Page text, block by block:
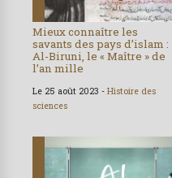
Mieux connaître les
savants des pays d’islam :
Al-Biruni, le « Maître » de
l’an mille
Le 25 août 2023 - Histoire des
sciences